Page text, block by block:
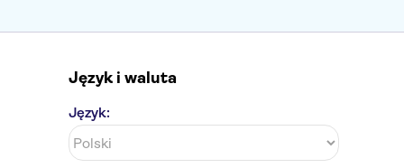
Język i waluta
Język: